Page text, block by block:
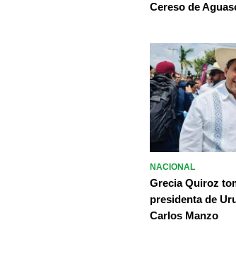
Cereso de
NACIONAL
Grecia Quiroz
presidenta de
Carlos Manzo